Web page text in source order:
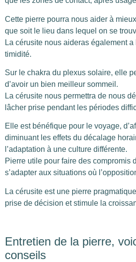
Cette pierre pourra nous aider à
que soit le lieu dans lequel on se
La cérusite nous aideras également a
timidité.
Sur le chakra du plexus solaire, elle
d’avoir un bien meilleur sommeil.
La cérusite nous permettra de nous
lâcher prise pendant les périodes
Elle est bénéfique pour le voyage,
diminuant les effets du décalage
l’adaptation à une culture différente.
Pierre utile pour faire des compromis
s’adapter aux situations où
La cérusite est une pierre
prise de décision et stimule la
Entretien de la pierre,
conseils